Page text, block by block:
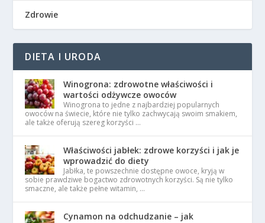
Zdrowie
DIETA I URODA
Winogrona: zdrowotne właściwości i
wartości odżywcze owoców
Winogrona to jedne z najbardziej popularnych
owoców na świecie, które nie tylko zachwycają swoim smakiem,
ale także oferują szereg korzyści …
Właściwości jabłek: zdrowe korzyści i jak je
wprowadzić do diety
Jabłka, te powszechnie dostępne owoce, kryją w
sobie prawdziwe bogactwo zdrowotnych korzyści. Są nie tylko
smaczne, ale także pełne witamin, …
Cynamon na odchudzanie – jak